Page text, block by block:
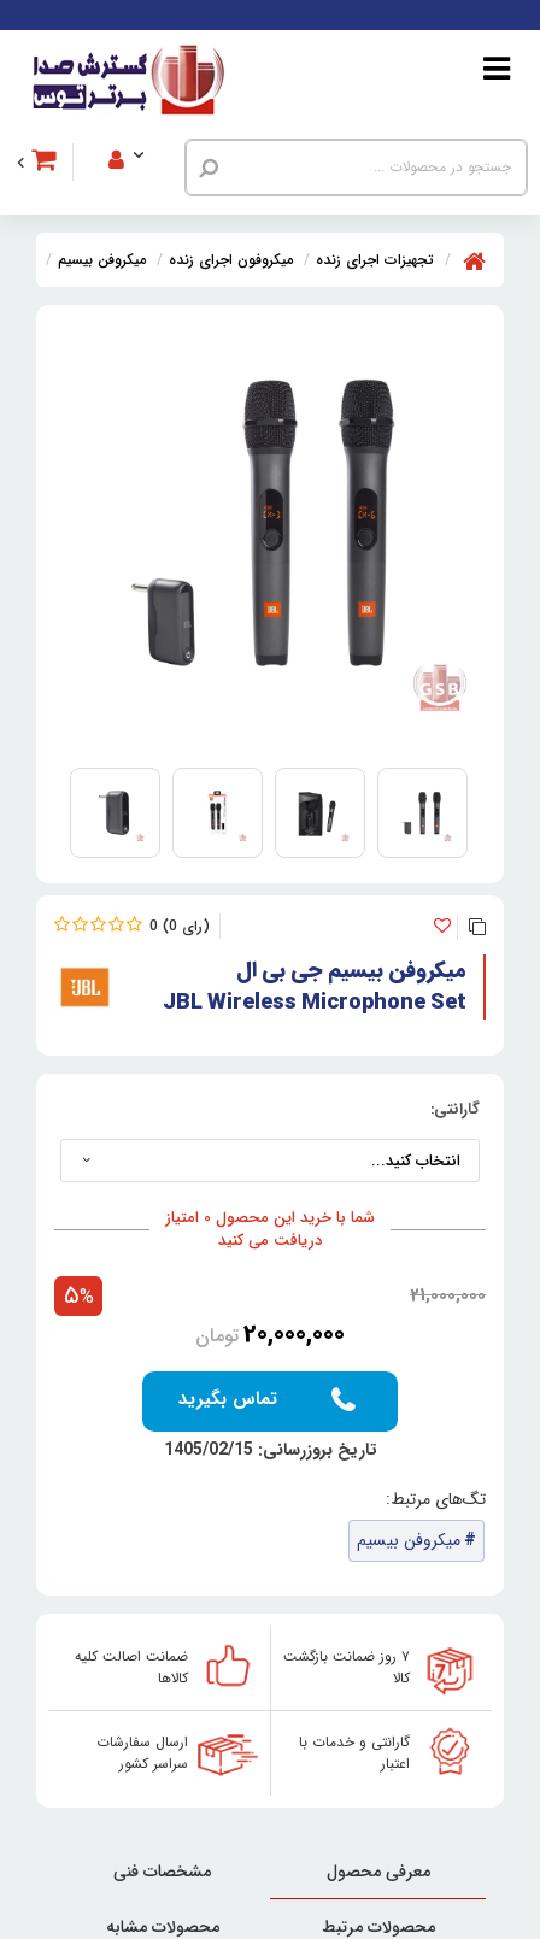
تجهیزات اجرای زنده میکروفون اجرای زنده میکروفن بیسیم
0 0
میکروفن بیسیم جی بی ال
JBL Wireless Microphone Set
گارانتی:
شما با خرید این محصول 0 امتیاز
دریافت می کنید
21,000,000
20,000,000تومان
5%
تماس بگیرید
تاریخ بروزرسانی: 1405/02/15
میکروفن بیسیم
۷ روز ضمانت بازگشت
کالا
ضمانت اصالت کلیه
کالاها
گارانتی و خدمات با
اعتبار
ارسال سفارشات
سراسر کشور
معرفی محصول مشخصات فنی
محصولات مرتبط محصولات مشابه